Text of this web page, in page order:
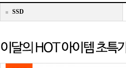
SSD